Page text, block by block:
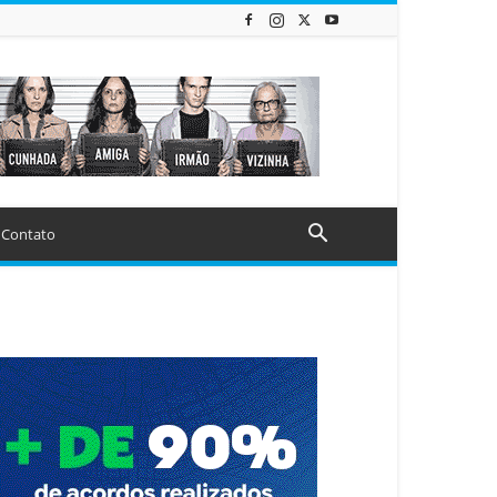
Contato